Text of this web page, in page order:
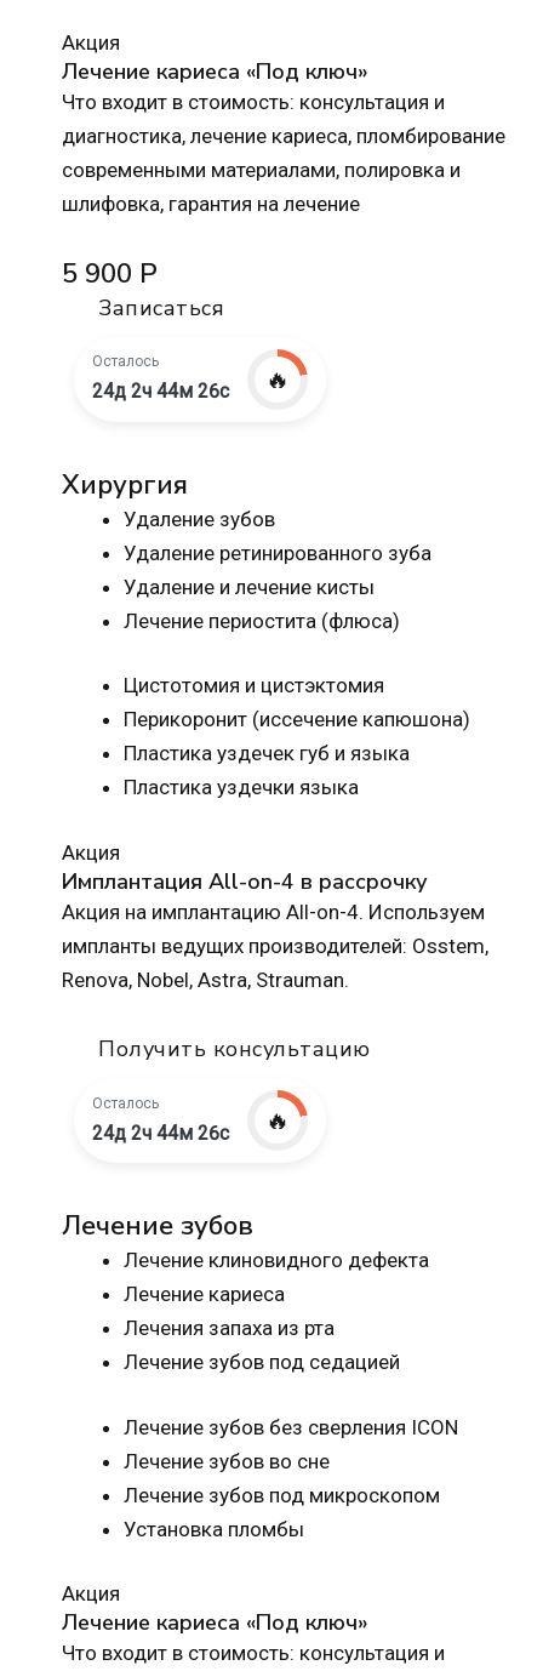
Акция
Лечение кариеса «Под ключ»
Что входит в стоимость: консультация и
диагностика, лечение кариеса, пломбирование
современными материалами, полировка и
шлифовка, гарантия на лечение
5 900 Р
Записаться
Осталось
24д 2ч 44м 25с 🔥
Хирургия
Удаление зубов
Удаление ретинированного зуба
Удаление и лечение кисты
Лечение периостита (флюса)
Цистотомия и цистэктомия
Перикоронит (иссечение капюшона)
Пластика уздечек губ и языка
Пластика уздечки языка
Акция
Имплантация All-on-4 в рассрочку
Акция на имплантацию All-on-4. Используем
импланты ведущих производителей: Osstem,
Renova, Nobel, Astra, Strauman.
Получить консультацию
Осталось
24д 2ч 44м 25с 🔥
Лечение зубов
Лечение клиновидного дефекта
Лечение кариеса
Лечения запаха из рта
Лечение зубов под седацией
Лечение зубов без сверления ICON
Лечение зубов во сне
Лечение зубов под микроскопом
Установка пломбы
Акция
Лечение кариеса «Под ключ»
Что входит в стоимость: консультация и